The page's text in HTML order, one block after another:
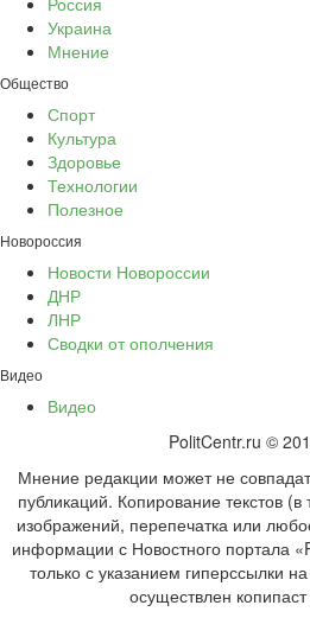
Украина
Мнение
Общество
Спорт
Культура
Здоровье
Технологии
Полезное
Новороссия
Новости Новороссии
ДНР
ЛНР
Сводки от ополчения
Видео
Видео
PolitCentr.ru ©
Мнение редакции может не
публикаций. Копирование текстов
изображений, перепечатка или
информации с Новостного портала
только с указанием гиперссылки
осуществлен